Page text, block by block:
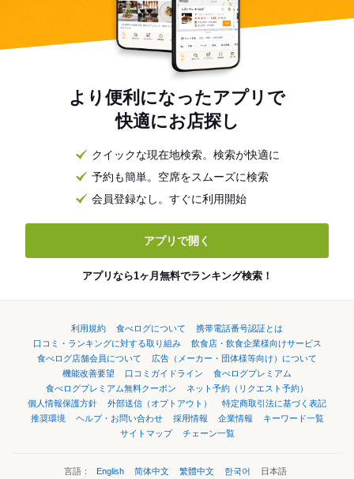
より便利になったアプリで
快適にお店探し
クイックな現在地検索。検索が快適に
予約も簡単。空席をスムーズに検索
会員登録なし。すぐに利用開始
アプリで開く
アプリなら1ヶ月無料でランキング検索！
利用規約 食べログについて
携帯電話番号認証とは
口コミ・ランキングに対する取り組み
飲食店・飲食企業様向けサービス
食べログ店舗会員について
広告（メーカー・団体様等向け）について
機能改善要望
口コミガイドライン
食べログプレミアム
食べログプレミアム無料クーポン
ネット予約（リクエスト予約）
個人情報保護方針
外部送信（オプトアウト）
特定商取引法に基づく表記
推奨環境
ヘルプ・お問い合わせ 採用情報 企業情報
キーワード一覧
サイトマップ
チェーン一覧
言語： English 简体中文 繁體中文 한국어 日本語